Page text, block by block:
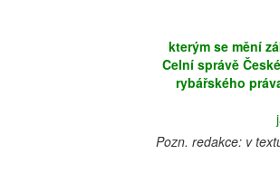
kterým se mění
Celní správě
rybářského
Pozn. redakce: v